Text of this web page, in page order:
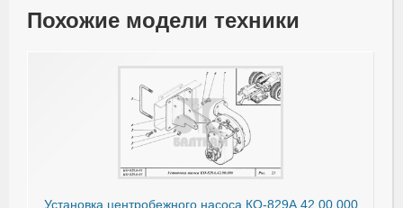
Похожие модели техники
Установка центробежного насоса КО-829А.42.00.000